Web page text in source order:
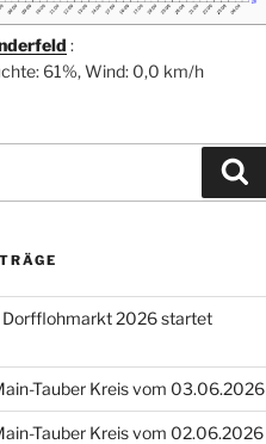
:
61%, Wind: 0,0 km/h
Dorfflohmarkt 2026 startet
Tauber Kreis vom 03.06.2026
Tauber Kreis vom 02.06.2026